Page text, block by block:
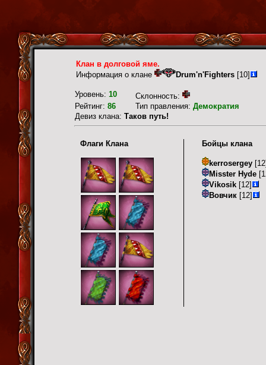
Клан в долговой яме.
Информация о клане
Drum'n'Fighters [10]
Уровень: 10
Склонность:
Рейтинг: 86 Тип правления: Демократия
Девиз клана: Таков путь!
Флаги Клана Бойцы клана
kerrosergey
Misster Hyde
Vikosik [12]
Вовчик [12]